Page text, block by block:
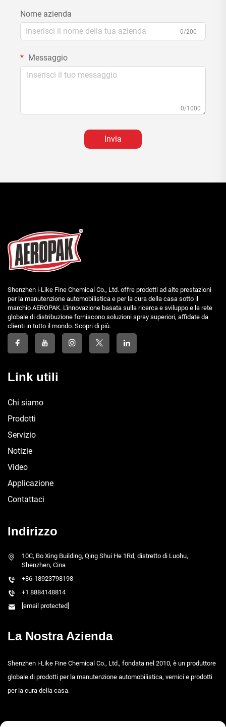
Nome azienda
0/200
Messaggio
0/1000
Invia
Shenzhen i-Like Fine Chemical Co., Ltd. offre prodotti ad alte prestazioni
per la manutenzione automobilistica e per la cura della casa sotto il
marchio AEROPAK. L'innovazione basata sulla ricerca e sviluppo e la rete
globale di distribuzione forniscono soluzioni spray superiori, affidate da
clienti in tutto il mondo. Scopri di più.
Link utili
Chi siamo
Prodotti
Servizio
Notizie
Video
Applicazione
Contattaci
Indirizzo
10C, Bo Xing Building, Qing Shui He 1Rd, distretto di Luohu,
Shenzhen, Cina
+86-18923798198
+1 8884148814
[email protected]
La Nostra Azienda
Shenzhen i-Like Fine Chemical Co., Ltd., fondata nel 2010, è un produttore
globale di prodotti per la manutenzione automobilistica, vernici e prodotti
per la cura della casa.